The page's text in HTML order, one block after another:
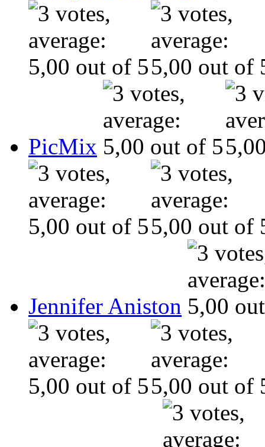
PicMix
Jennifer Aniston